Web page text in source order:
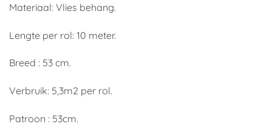
Materiaal: Vlies behang.
Lengte per rol: 10 meter.
Breed : 53 cm.
Verbruik: 5,3m2 per rol.
Patroon : 53cm.